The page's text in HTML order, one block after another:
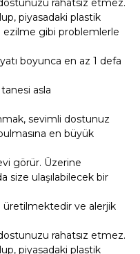
rahatsız etmez.
piyasadaki plastik
ezilme gibi problemlerle
boyunca en az 1 defa
asla
sevimli dostunuz
en büyük
görür. Üzerine
size ulaşılabilecek bir
ve alerjik
rahatsız etmez.
piyasadaki plastik